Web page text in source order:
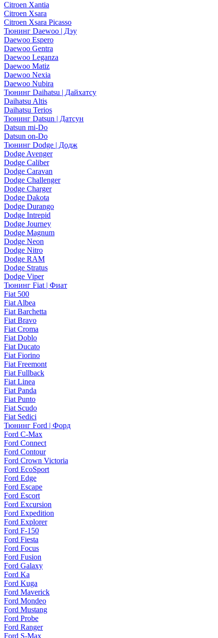
Citroen Xantia
Citroen Xsara
Citroen Xsara Picasso
Тюнинг Daewoo | Дэу
Daewoo Espero
Daewoo Gentra
Daewoo Leganza
Daewoo Matiz
Daewoo Nexia
Daewoo Nubira
Тюнинг Daihatsu | Дайхатсу
Daihatsu Altis
Daihatsu Terios
Тюнинг Datsun | Датсун
Datsun mi-Do
Datsun on-Do
Тюнинг Dodge | Додж
Dodge Avenger
Dodge Caliber
Dodge Caravan
Dodge Challenger
Dodge Charger
Dodge Dakota
Dodge Durango
Dodge Intrepid
Dodge Journey
Dodge Magnum
Dodge Neon
Dodge Nitro
Dodge RAM
Dodge Stratus
Dodge Viper
Тюнинг Fiat | Фиат
Fiat 500
Fiat Albea
Fiat Barchetta
Fiat Bravo
Fiat Croma
Fiat Doblo
Fiat Ducato
Fiat Fiorino
Fiat Freemont
Fiat Fullback
Fiat Linea
Fiat Panda
Fiat Punto
Fiat Scudo
Fiat Sedici
Тюнинг Ford | Форд
Ford C-Max
Ford Connect
Ford Contour
Ford Crown Victoria
Ford EcoSport
Ford Edge
Ford Escape
Ford Escort
Ford Excursion
Ford Expedition
Ford Explorer
Ford F-150
Ford Fiesta
Ford Focus
Ford Fusion
Ford Galaxy
Ford Ka
Ford Kuga
Ford Maverick
Ford Mondeo
Ford Mustang
Ford Probe
Ford Ranger
Ford S-Max